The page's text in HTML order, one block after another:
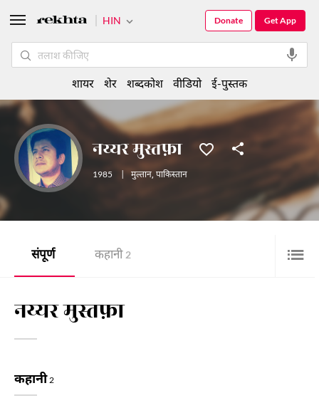
नय्यर मुस्तफ़ा
1985 मुल्तान, पाकिस्तान
संपूर्ण कहानी 2
नय्यर मुस्तफ़ा
कहानी2
HIN Get App
Donate
शायर शेर शब्दकोश वीडियो ई-पुस्तक